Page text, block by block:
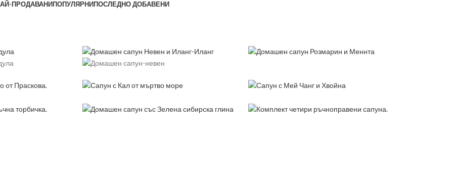
ПРОДАВАНИПОПУЛЯРНИПОСЛЕДНО ДОБАВЕНИ